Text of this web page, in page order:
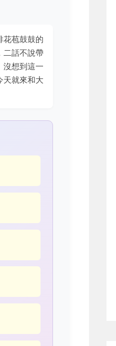
花苞鼓鼓的
二話不說帶
沒想到這一
天就來和大